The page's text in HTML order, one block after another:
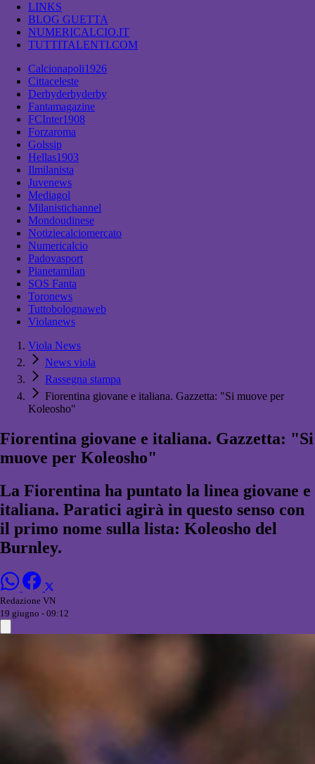
LINKS
BLOG GUETTA
NUMERICALCIO.IT
TUTTITALENTI.COM
Calcionapoli1926
Cittaceleste
Derbyderbyderby
Fantamagazine
FCInter1908
Forzaroma
Golssip
Hellas1903
Ilmilanista
Juvenews
Mediagol
Milanistichannel
Mondoudinese
Notiziecalciomercato
Numericalcio
Padovasport
Pianetamilan
SOS Fanta
Toronews
Tuttobolognaweb
Violanews
Viola News
News viola
Rassegna stampa
Fiorentina giovane e italiana. Gazzetta: "Si muove per
Koleosho"
Fiorentina giovane e italiana. Gazzetta: "Si
muove per Koleosho"
La Fiorentina ha puntato la linea giovane e
italiana. Paratici agirà in questo senso con
il primo nome sulla lista: Koleosho del
Burnley.
Redazione VN
19 giugno - 09:12